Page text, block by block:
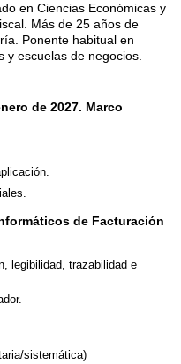
en Ciencias Económicas y
Más de 25 años de
Ponente habitual en
y escuelas de negocios.
de 2027. Marco
de Facturación
legibilidad, trazabilidad e
sistemática)